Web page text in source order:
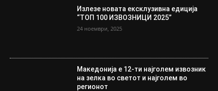
Излезе новата ексклузивна едиција
“ТОП 100 ИЗВОЗНИЦИ 2025”
24 ноември, 2025
Македонија е 12-ти најголем извозник
на зелка во светот и најголем во
регионот